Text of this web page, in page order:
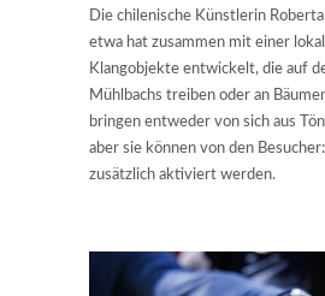
Die chilenische Künstlerin Roberta
etwa hat zusammen mit einer
Klangobjekte entwickelt, die auf
Mühlbachs treiben oder an
bringen entweder von sich aus
aber sie können von den
zusätzlich aktiviert werden.